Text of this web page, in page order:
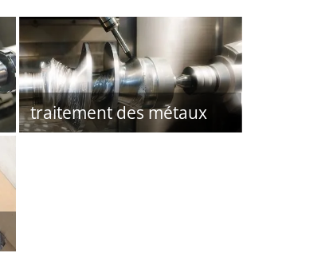
traitement des métaux